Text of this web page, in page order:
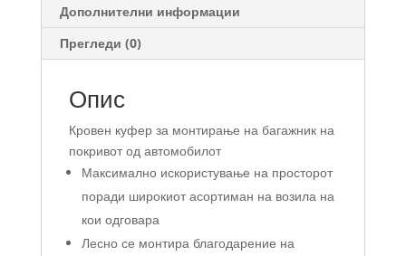
Дополнителни информации
Прегледи (0)
Опис
Кровен куфер за монтирање на багажник на
покривот од автомобилот
Максимално искористување на просторот
поради широкиот асортиман на возила на
кои одговара
Лесно се монтира благодарение на